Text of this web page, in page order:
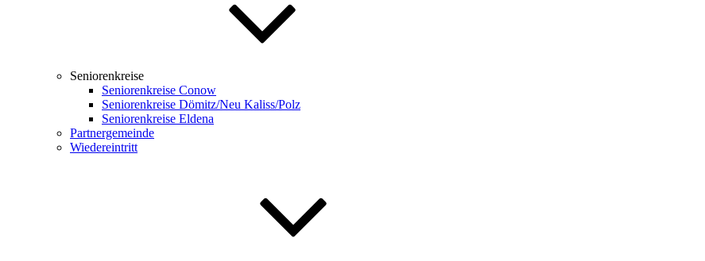
Seniorenkreise
Seniorenkreise Conow
Seniorenkreise Dömitz/Neu Kaliss/Polz
Seniorenkreise Eldena
Partnergemeinde
Wiedereintritt